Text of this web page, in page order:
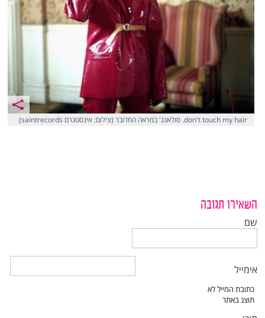
don't touch my hair. סולאנג' במראה המדובר (צילום: אינסטגרם saintrecords)
השאירו תגובה
שם
אימייל